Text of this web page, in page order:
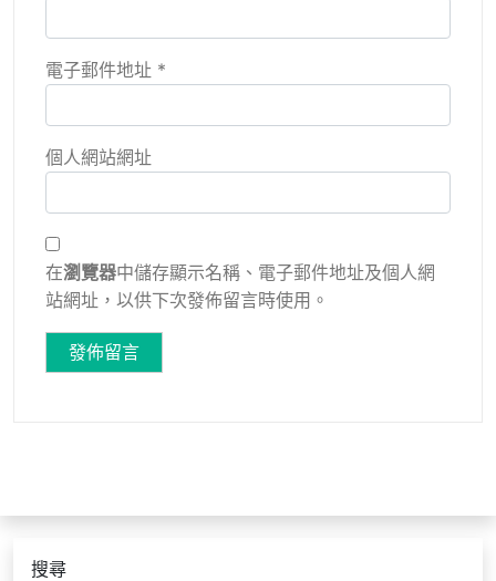
電子郵件地址 *
個人網站網址
在瀏覽器中儲存顯示名稱、電子郵件地址及個人網
站網址，以供下次發佈留言時使用。
搜尋